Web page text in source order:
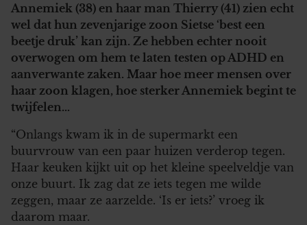
Annemiek (38) en haar man Thierry (41) zien echt
wel dat hun zevenjarige zoon Sietse ‘best een
beetje druk’ kan zijn. Ze hebben echter nooit
overwogen om hem te laten testen op ADHD en
aanverwante zaken. Maar hoe meer mensen over
haar zoon klagen, hoe sterker Annemiek begint te
twijfelen…
“Onlangs kwam ik in de supermarkt een
buurvrouw van een paar huizen verderop tegen.
Haar keuken kijkt uit op het kleine speelveldje van
onze buurt. Ik zag dat ze iets tegen me wilde
zeggen, maar ze aarzelde. ‘Is er iets?’ vroeg ik
daarom maar.